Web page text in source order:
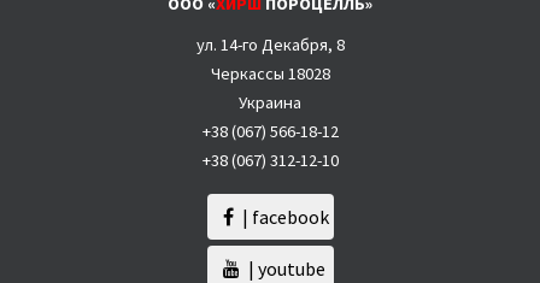
ул. 14-го Декабря, 8
Черкассы 18028
Украина
+38 (067) 566-18-12
+38 (067) 312-12-10
| facebook
| youtube